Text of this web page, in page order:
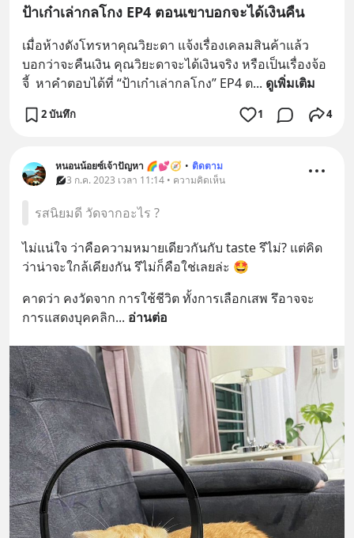
ป้าเก๋าเล่ากลโกง EP4 ตอนเขาบอกจะได้เงินคืน
เมื่อห้างดังโทรหาคุณวิยะดา แจ้งเรื่องเคลมสินค้าแล้ว
บอกว่าจะคืนเงิน คุณวิยะดาจะได้เงินจริง หรือเป็นเรื่องจ้อ
จี้  หาคำตอบได้ที่ “ป้าเก๋าเล่ากลโกง” EP4 ต... ดูเพิ่มเติม
2 บันทึก 1 4
หนอนน้อยซ์เจ้าปัญหา 🌈💕🧭 • ติดตาม
3 ก.ค. 2023 เวลา 11:14 • ความคิดเห็น
รสนิยมดี วัดจากอะไร ?
ไม่แน่ใจ ว่าคือความหมายเดียวกันกับ taste รึไม่? แต่คิด
ว่าน่าจะใกล้เคียงกัน รึไม่ก็คือใช่เลยล่ะ 🤩
คาดว่า คงวัดจาก การใช้ชีวิต ทั้งการเลือกเสพ รึอาจจะ
การแสดงบุคคลิก... อ่านต่อ